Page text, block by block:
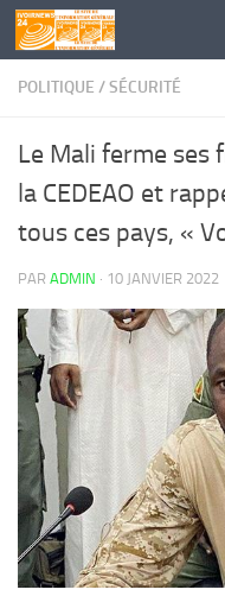
Skip to content
POLITIQUE /SÉCURITÉ
Le Mali ferme ses
la CEDEAO et
tous ces pays, «
PAR ADMIN · 10 JANVIER 2022